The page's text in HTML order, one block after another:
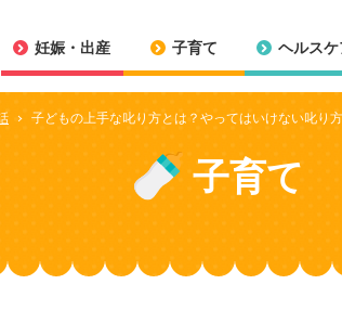
妊娠・出産 子育て ヘルス
子どもの上手な叱り方とは？やってはいけない叱り
子育て